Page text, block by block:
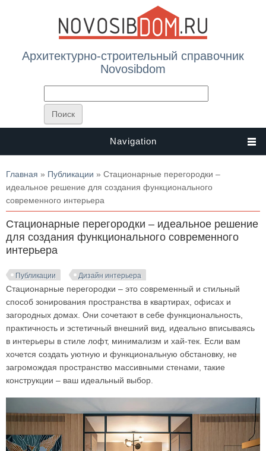
Архитектурно-строительный справочник
Novosibdom
Navigation
Вы здесь
Главная » Публикации » Стационарные перегородки –
идеальное решение для создания функционального
современного интерьера
Стационарные перегородки – идеальное решение
для создания функционального современного
интерьера
Публикации Дизайн интерьера
Стационарные перегородки – это современный и стильный
способ зонирования пространства в квартирах, офисах и
загородных домах. Они сочетают в себе функциональность,
практичность и эстетичный внешний вид, идеально вписываясь
в интерьеры в стиле лофт, минимализм и хай-тек. Если вам
хочется создать уютную и функциональную обстановку, не
загромождая пространство массивными стенами, такие
конструкции – ваш идеальный выбор.